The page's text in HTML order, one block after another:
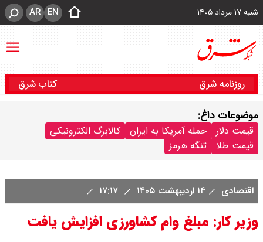
شنبه ۱۷ مرداد ۱۴۰۵ EN
AR
روزنامه شرق کتاب شرق
موضوعات داغ:
قیمت دلار حمله آمریکا به ایران
کالابرگ الکترونیکی
قیمت طلا
تنگه هرمز
اقتصادی ۱۴ اردیبهشت ۱۴۰۵
وزیر کار: مبلغ وام کشاورزی افزایش یافت